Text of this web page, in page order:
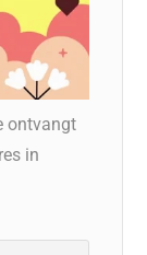
ontvangt
in